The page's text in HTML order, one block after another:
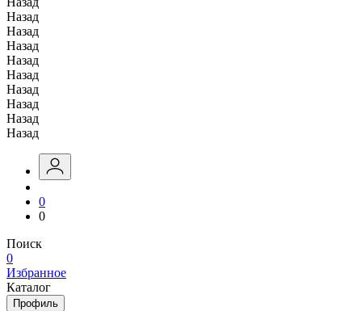
Назад
Назад
Назад
Назад
Назад
Назад
Назад
Назад
Назад
0
0
Поиск
0
Избранное
Каталог
Профиль